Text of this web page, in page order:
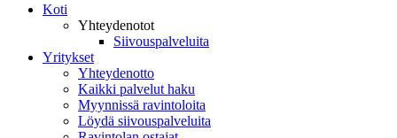
Koti
Yhteydenotot
Siivouspalveluita
Yritykset
Yhteydenotto
Kaikki palvelut haku
Myynnissä ravintoloita
Löydä siivouspalveluita